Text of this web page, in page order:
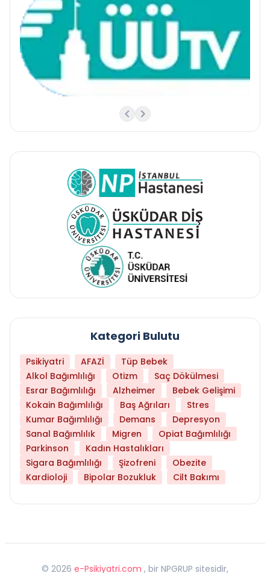
Kategori Bulutu
Psikiyatri AFAZİ
Tüp Bebek
Alkol Bağımlılığı
Otizm
Saç Dökülmesi
Esrar Bağımlılığı
Alzheimer
Bebek Gelişimi
Kokain Bağımlılığı
Baş Ağrıları
Stres
Kumar Bağımlılığı
Demans
Depresyon
Sanal Bağımlılık
Migren
Opiat Bağımlılığı
Parkinson
Kadın Hastalıkları
Sigara Bağımlılığı
Şizofreni
Obezite
Kardioloji
Bipolar Bozukluk Cilt Bakımı
© 2026 e-Psikiyatri.com , bir NPGRUP sitesidir,